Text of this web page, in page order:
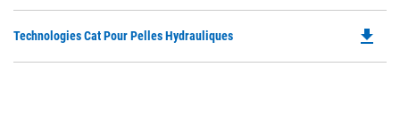
a
Technologies Cat Pour Pelles Hydrauliques file_download